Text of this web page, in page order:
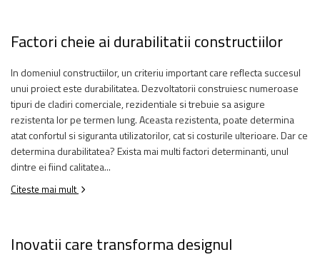
Factori cheie ai durabilitatii constructiilor
In domeniul constructiilor, un criteriu important care reflecta succesul
unui proiect este durabilitatea. Dezvoltatorii construiesc numeroase
tipuri de cladiri comerciale, rezidentiale si trebuie sa asigure
rezistenta lor pe termen lung. Aceasta rezistenta, poate determina
atat confortul si siguranta utilizatorilor, cat si costurile ulterioare. Dar ce
determina durabilitatea? Exista mai multi factori determinanti, unul
dintre ei fiind calitatea...
Citeste mai mult
Inovatii care transforma designul